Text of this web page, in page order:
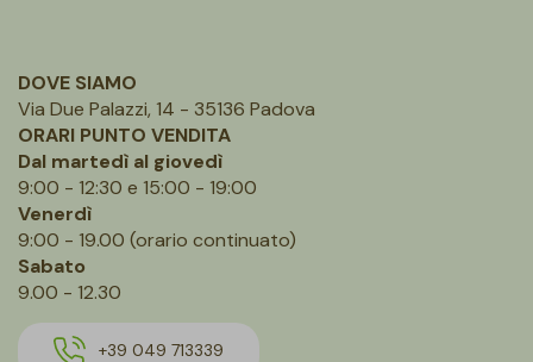
DOVE SIAMO
Via Due Palazzi, 14 - 35136 Padova
ORARI PUNTO VENDITA
Dal martedì al giovedì
9:00 - 12:30 e 15:00 - 19:00
Venerdì
9:00 - 19.00 (orario continuato)
Sabato
9.00 - 12.30
+39 049 713339